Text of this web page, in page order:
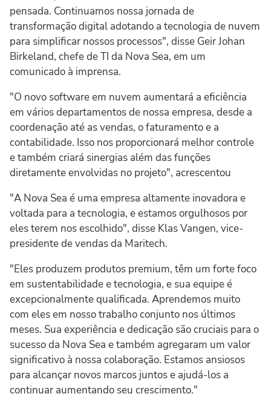
pensada. Continuamos nossa jornada de
transformação digital adotando a tecnologia de nuvem
para simplificar nossos processos", disse Geir Johan
Birkeland, chefe de TI da Nova Sea, em um
comunicado à imprensa.
"O novo software em nuvem aumentará a eficiência
em vários departamentos de nossa empresa, desde a
coordenação até as vendas, o faturamento e a
contabilidade. Isso nos proporcionará melhor controle
e também criará sinergias além das funções
diretamente envolvidas no projeto", acrescentou
"A Nova Sea é uma empresa altamente inovadora e
voltada para a tecnologia, e estamos orgulhosos por
eles terem nos escolhido", disse Klas Vangen, vice-
presidente de vendas da Maritech.
"Eles produzem produtos premium, têm um forte foco
em sustentabilidade e tecnologia, e sua equipe é
excepcionalmente qualificada. Aprendemos muito
com eles em nosso trabalho conjunto nos últimos
meses. Sua experiência e dedicação são cruciais para o
sucesso da Nova Sea e também agregaram um valor
significativo à nossa colaboração. Estamos ansiosos
para alcançar novos marcos juntos e ajudá-los a
continuar aumentando seu crescimento."